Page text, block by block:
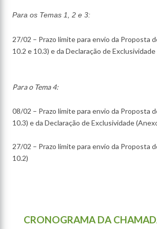
Para os Temas 1, 2 e 3:
27/02 – Prazo limite para envio da Proposta
10.2 e 10.3) e da Declaração de
Para o Tema 4:
08/02 – Prazo limite para envio da Proposta
10.3) e da Declaração de Exclusividade
27/02 – Prazo limite para envio da Proposta
10.2)
CRONOGRAMA DA